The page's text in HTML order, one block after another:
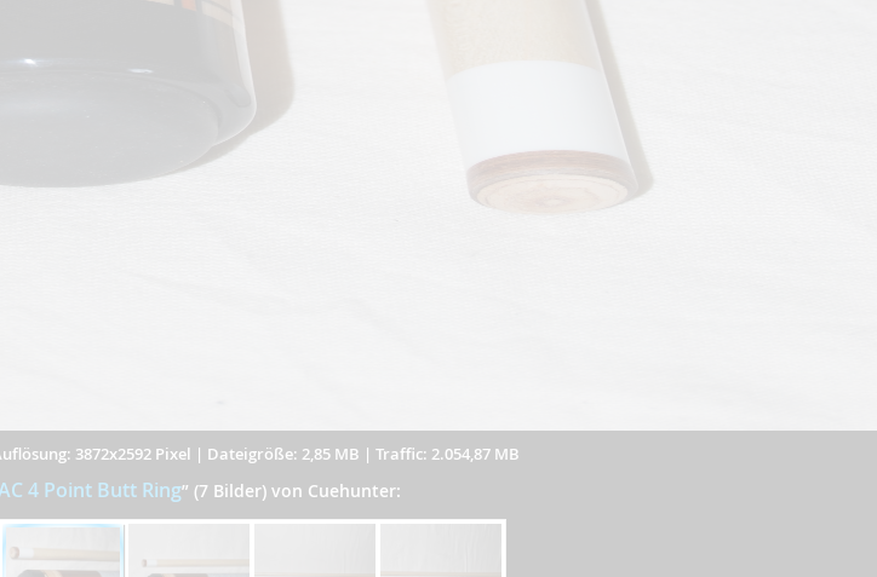
3872x2592 Pixel | Dateigröße: 2,85 MB | Traffic: 2.054,87 MB
4 Point Butt Ring” (7 Bilder) von Cuehunter: